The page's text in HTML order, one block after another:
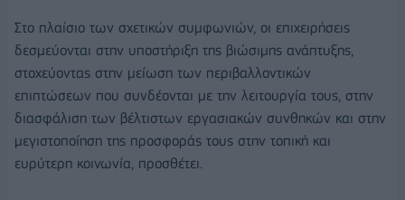
Στο πλαίσιο των σχετικών συμφωνιών, οι επιχειρήσεις
δεσμεύονται στην υποστήριξη της βιώσιμης ανάπτυξης,
στοχεύοντας στην μείωση των περιβαλλοντικών
επιπτώσεων που συνδέονται με την λειτουργία τους, στην
διασφάλιση των βέλτιστων εργασιακών συνθηκών και στην
μεγιστοποίηση της προσφοράς τους στην τοπική και
ευρύτερη κοινωνία, προσθέτει.